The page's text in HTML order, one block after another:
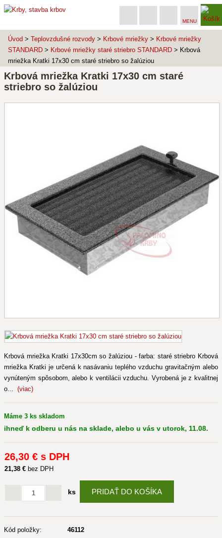
MENU
Úvod > Teplovzdušné rozvody > Krbové mriežky > Krbové mriežky
STANDARD > Krbové mriežky staré striebro STANDARD > Krbová
mriežka Kratki 17x30 cm staré striebro so žalúziou
Krbová mriežka Kratki 17x30 cm staré
striebro so žalúziou
Krbová mriežka Kratki 17x30cm so žalúziou - farba: staré striebro Krbová
mriežka Kratki je určená k nasávaniu teplého vzduchu gravitačným alebo
vynúteným spôsobom, alebo k ventilácii vzduchu. Vyrobená je z kvalitnej
o... (viac)
Máme 3 ks skladom
ihneď k odberu u nás na sklade, alebo u vás v utorok, 11.08.
26,30 € s DPH
21,38 € bez DPH
ks PRIDAŤ DO KOŠÍKA
Kód položky:
46112